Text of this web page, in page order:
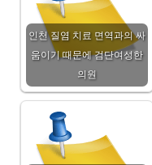
인천 질염 치료 면역과의 싸
움이기 때문에 검단여성한
의원